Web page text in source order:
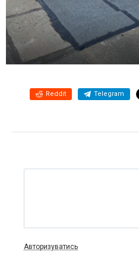
Reddit Telegram
Авторизуватись